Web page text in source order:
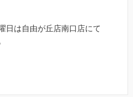
日は自由が丘店南口店にて